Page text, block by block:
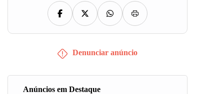
Denunciar anúncio
Anúncios em Destaque